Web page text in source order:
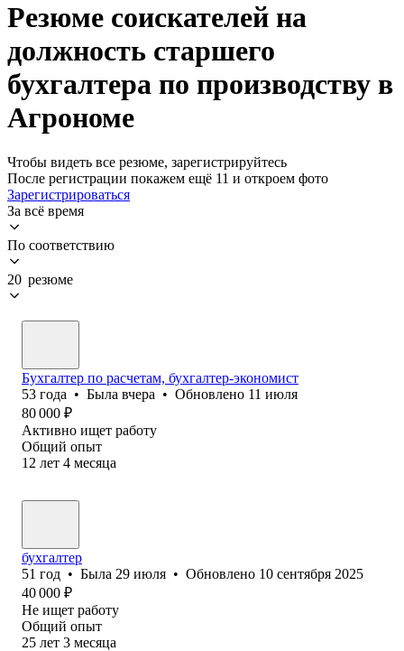
Резюме соискателей на
должность старшего
бухгалтера по производству в
Агрономе
Чтобы видеть все резюме, зарегистрируйтесь
После регистрации покажем ещё 11 и откроем фото
Зарегистрироваться
За всё время
По соответствию
20 резюме
Бухгалтер по расчетам, бухгалтер-экономист
53 года • Была вчера • Обновлено 11 июля
80 000 ₽
Активно ищет работу
Общий опыт
12 лет 4 месяца
бухгалтер
51 год • Была 29 июля • Обновлено 10 сентября 2025
40 000 ₽
Не ищет работу
Общий опыт
25 лет 3 месяца